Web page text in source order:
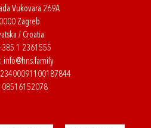
Vukovara 269A
Zagreb
/ Croatia
1 2361555
info@hns.family
08516152078